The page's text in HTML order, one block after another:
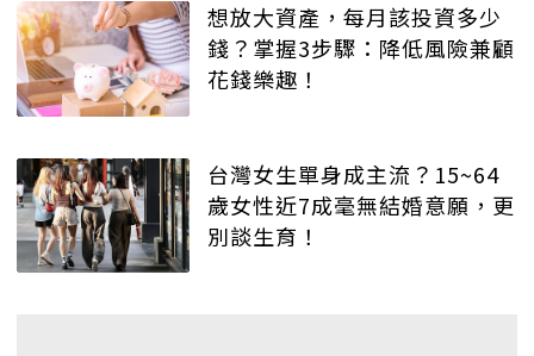
想放大資產，每月該投資多少
錢？掌握3步驟：降低風險兼顧
花錢樂趣！
台灣女生單身成主流？15~64
歲女性近7成毫無結婚意願，更
別談生育！